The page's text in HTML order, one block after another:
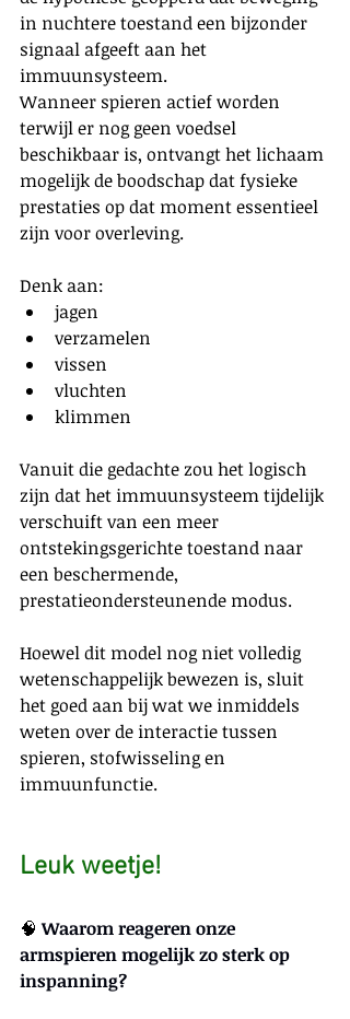
in nuchtere toestand een bijzonder
signaal afgeeft aan het
immuunsysteem.
Wanneer spieren actief worden
terwijl er nog geen voedsel
beschikbaar is, ontvangt het lichaam
mogelijk de boodschap dat fysieke
prestaties op dat moment essentieel
zijn voor overleving.
Denk aan:
jagen
verzamelen
vissen
vluchten
klimmen
Vanuit die gedachte zou het logisch
zijn dat het immuunsysteem tijdelijk
verschuift van een meer
ontstekingsgerichte toestand naar
een beschermende,
prestatieondersteunende modus.
Hoewel dit model nog niet volledig
wetenschappelijk bewezen is, sluit
het goed aan bij wat we inmiddels
weten over de interactie tussen
spieren, stofwisseling en
immuunfunctie.
Leuk weetje!
🧠 Waarom reageren onze
armspieren mogelijk zo sterk op
inspanning?